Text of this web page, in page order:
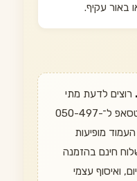
באור עקיף.
רוצים לדעת מתי
הוא חוזר? שלחו הודעה בוואטסאפ ל־050-497-
העמוד מופיעות
חינם בהזמנה
מעל 349 ₪, החזרה עד 14 יום, ואיסוף עצמי